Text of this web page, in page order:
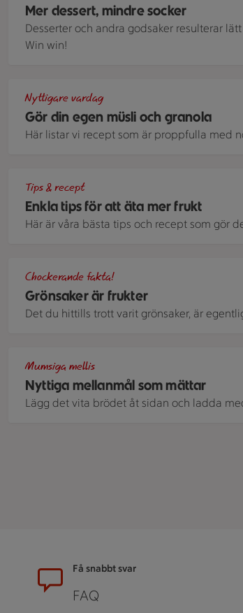
Mer dessert, mindre socker
Desserter och andra godsaker resulterar
Win win!
Gör din egen müsli och granola
Nyttigare vardag
Här listar vi recept som är proppfulla med
Enkla tips för att äta mer frukt
Tips & recept
Här är våra bästa tips och recept som
Grönsaker är frukter
Chockerande fakta!
Det du hittills trott varit grönsaker, är
Nyttiga mellanmål som mättar
Mumsiga mellis
Lägg det vita brödet åt sidan och ladda
SidfotFå snabbt svar
FAQ